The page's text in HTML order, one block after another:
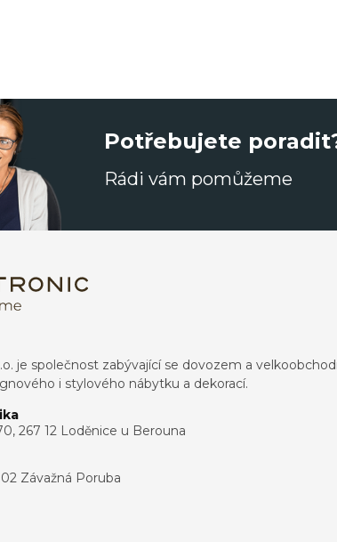
Potřebujete
Rádi vám pomůžeme
je společnost zabývající se dovozem a
i stylového nábytku a dekorací.
267 12 Loděnice u Berouna
Závažná Poruba